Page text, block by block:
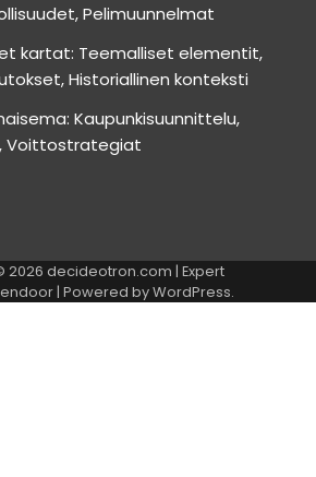
Pelimuunnelmat
kartat: Teemalliset elementit,
Historiallinen konteksti
Kaupunkisuunnittelu,
Voittostrategiat
2026 decideotron.com | Expert
| Powered byWordPress.